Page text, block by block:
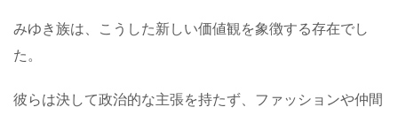
みゆき族は、こうした新しい価値観を象徴する存在でし
た。
彼らは決して政治的な主張を持たず、ファッションや仲間